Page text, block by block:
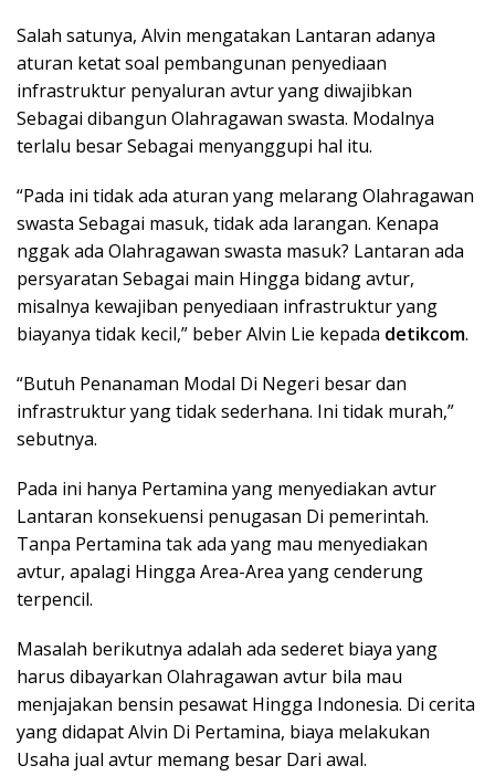
Salah satunya, Alvin mengatakan Lantaran adanya
aturan ketat soal pembangunan penyediaan
infrastruktur penyaluran avtur yang diwajibkan
Sebagai dibangun Olahragawan swasta. Modalnya
terlalu besar Sebagai menyanggupi hal itu.
“Pada ini tidak ada aturan yang melarang Olahragawan
swasta Sebagai masuk, tidak ada larangan. Kenapa
nggak ada Olahragawan swasta masuk? Lantaran ada
persyaratan Sebagai main Hingga bidang avtur,
misalnya kewajiban penyediaan infrastruktur yang
biayanya tidak kecil,” beber Alvin Lie kepada detikcom.
“Butuh Penanaman Modal Di Negeri besar dan
infrastruktur yang tidak sederhana. Ini tidak murah,”
sebutnya.
Pada ini hanya Pertamina yang menyediakan avtur
Lantaran konsekuensi penugasan Di pemerintah.
Tanpa Pertamina tak ada yang mau menyediakan
avtur, apalagi Hingga Area-Area yang cenderung
terpencil.
Masalah berikutnya adalah ada sederet biaya yang
harus dibayarkan Olahragawan avtur bila mau
menjajakan bensin pesawat Hingga Indonesia. Di cerita
yang didapat Alvin Di Pertamina, biaya melakukan
Usaha jual avtur memang besar Dari awal.